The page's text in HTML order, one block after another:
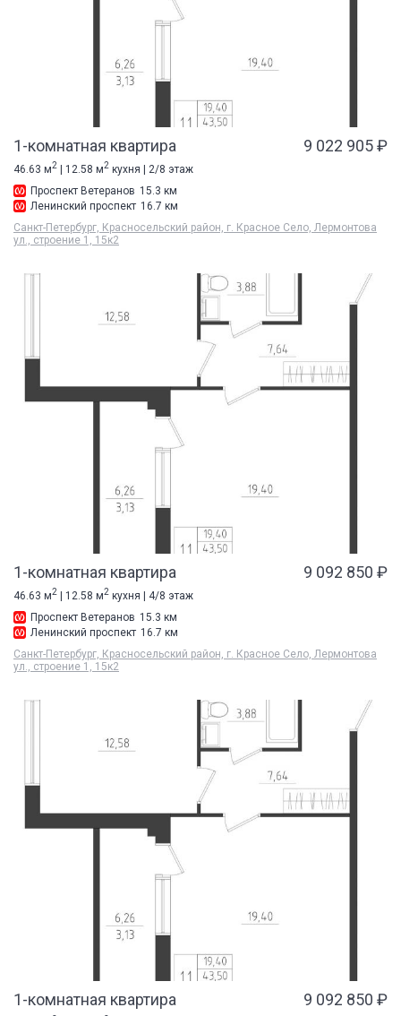
1-комнатная квартира 9 022 905 ₽
46.63 м2 | 12.58 м2 кухня | 2/8 этаж
Проспект Ветеранов 15.3 км
Ленинский проспект 16.7 км
Санкт-Петербург, Красносельский район, г. Красное Село, Лермонтова
ул., строение 1, 15к2
1-комнатная квартира 9 092 850 ₽
46.63 м2 | 12.58 м2 кухня | 4/8 этаж
Проспект Ветеранов 15.3 км
Ленинский проспект 16.7 км
Санкт-Петербург, Красносельский район, г. Красное Село, Лермонтова
ул., строение 1, 15к2
1-комнатная квартира 9 092 850 ₽